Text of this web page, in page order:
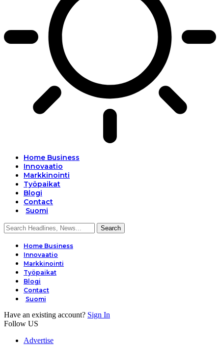
Home Business
Innovaatio
Markkinointi
Työpaikat
Blogi
Contact
Suomi
Home Business
Innovaatio
Markkinointi
Työpaikat
Blogi
Contact
Suomi
Have an existing account? Sign In
Follow US
Advertise